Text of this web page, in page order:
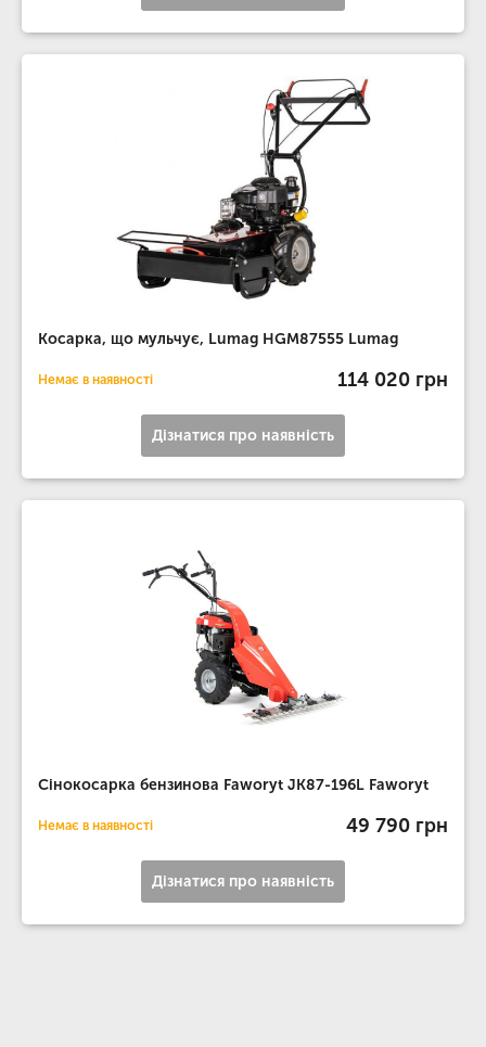
Косарка, що мульчує, Lumag HGM87555 Lumag
Немає в наявності 114 020 грн
Дізнатися про наявність
Сінокосарка бензинова Faworyt JK87-196L Faworyt
Немає в наявності 49 790 грн
Дізнатися про наявність